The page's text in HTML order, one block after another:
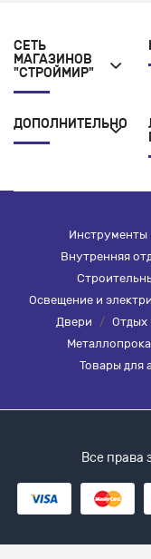
СЕТЬ
МАГАЗИНОВ
"СТРОЙМИР"
ДОПОЛНИТЕЛЬНО
Инструменты
Внутренняя
Освещение и
Двери
/ Отдых
Товары для
Все права